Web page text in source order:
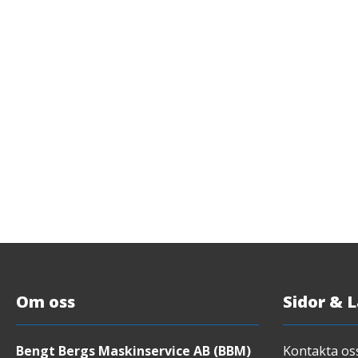
Om oss
Bengt Bergs Maskinservice AB (BBM)
Sidor &
Kontakta